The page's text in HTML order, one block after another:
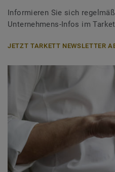
Informieren Sie sich
Unternehmens-Infos im
JETZT TARKETT NEWSLETTER